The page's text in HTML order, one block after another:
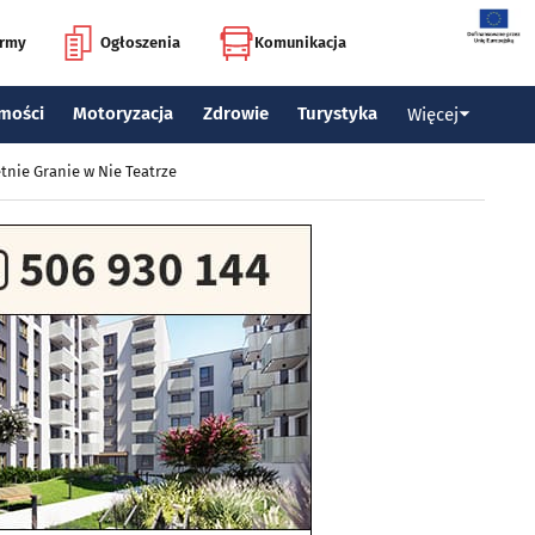
Ogłoszenia Komunikacja
Motoryzacja Zdrowie Turystyka Więcej
Granie w Nie Teatrze